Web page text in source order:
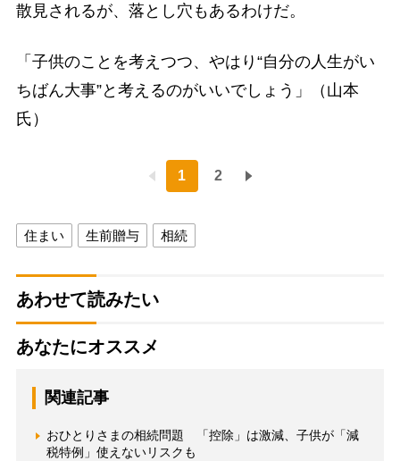
散見されるが、落とし穴もあるわけだ。
「子供のことを考えつつ、やはり“自分の人生がい
ちばん大事”と考えるのがいいでしょう」（山本
氏）
1 2
住まい 生前贈与 相続
あわせて読みたい
あなたにオススメ
関連記事
おひとりさまの相続問題 「控除」は激減、子供が「減
税特例」使えないリスクも